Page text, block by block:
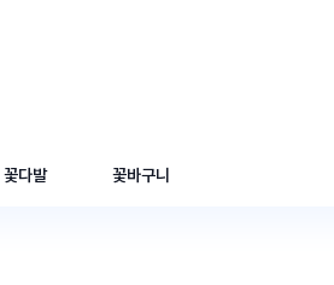
꽃다발 꽃바구니